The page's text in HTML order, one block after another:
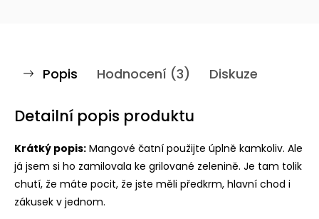
Popis Hodnocení (3) Diskuze
Detailní popis produktu
Krátký popis: Mangové čatní použijte úplně kamkoliv. Ale
já jsem si ho zamilovala ke grilované zelenině. Je tam tolik
chutí, že máte pocit, že jste měli předkrm, hlavní chod i
zákusek v jednom.